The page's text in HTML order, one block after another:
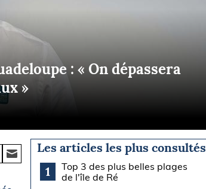
: « On dépassera
»
Les articles les plus consultés
1
Top 3 des plus belles plages
de l'île de Ré